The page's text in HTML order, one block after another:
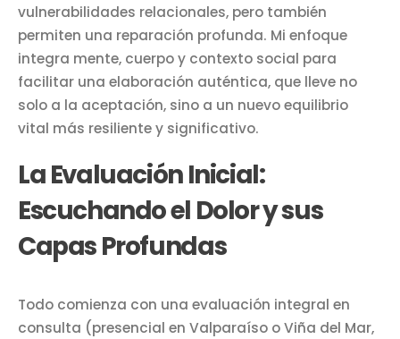
vulnerabilidades relacionales, pero también
permiten una reparación profunda. Mi enfoque
integra mente, cuerpo y contexto social para
facilitar una elaboración auténtica, que lleve no
solo a la aceptación, sino a un nuevo equilibrio
vital más resiliente y significativo.
La Evaluación Inicial:
Escuchando el Dolor y sus
Capas Profundas
Todo comienza con una evaluación integral en
consulta (presencial en Valparaíso o Viña del Mar,